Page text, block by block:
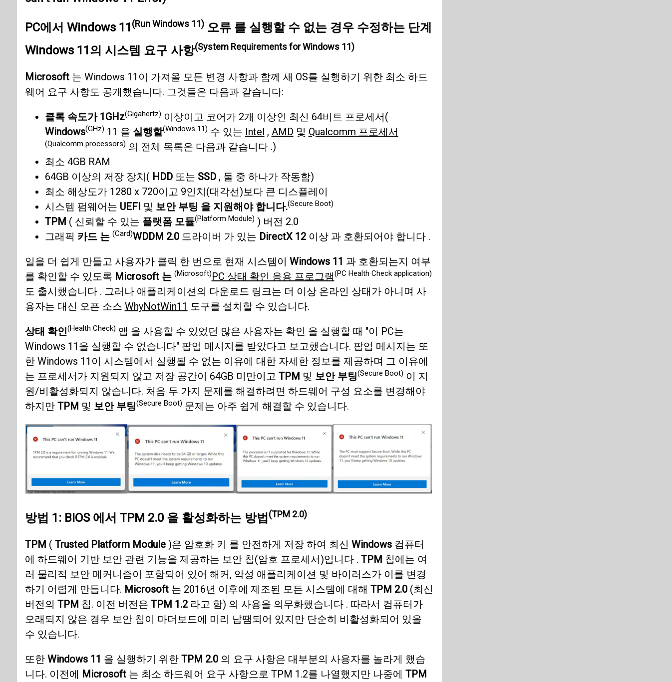
PC에서 Windows 11(Run Windows 11)오류 를 실행할 수 없는 경우 수정하는 단계
Windows 11의 시스템 요구 사항(System Requirements for Windows 11)
Microsoft는 Windows 11이 가져올 모든 변경 사항과 함께 새 OS를 실행하기 위한 최소 하드
웨어 요구 사항도 공개했습니다. 그것들은 다음과 같습니다:
클록 속도가 1GHz(Gigahertz) 이상이고 코어가 2개 이상인 최신 64비트 프로세서(
Windows(GHz) 11 을 실행할(Windows 11) 수 있는 Intel , AMD 및 Qualcomm 프로세서
(Qualcomm processors) 의 전체 목록은 다음과 같습니다 .)
최소 4GB RAM
64GB 이상의 저장 장치( HDD또는 SSD, 둘 중 하나가 작동함)
최소 해상도가 1280 x 720이고 9인치(대각선)보다 큰 디스플레이
시스템 펌웨어는 UEFI 및 보안 부팅 을 지원해야 합니다.(Secure Boot)
TPM ( 신뢰할 수 있는 플랫폼 모듈(Platform Module) ) 버전 2.0
그래픽 카드 는 (Card)WDDM 2.0드라이버 가 있는 DirectX 12이상 과 호환되어야 합니다 .
일을 더 쉽게 만들고 사용자가 클릭 한 번으로 현재 시스템이 Windows 11 과 호환되는지 여부
를 확인할 수 있도록 Microsoft 는 (Microsoft)PC 상태 확인 응용 프로그램(PC Health Check application)
도 출시했습니다 . 그러나 애플리케이션의 다운로드 링크는 더 이상 온라인 상태가 아니며 사
용자는 대신 오픈 소스 WhyNotWin11 도구를 설치할 수 있습니다.
상태 확인(Health Check) 앱 을 사용할 수 있었던 많은 사용자는 확인 을 실행할 때 "이 PC는
Windows 11을 실행할 수 없습니다" 팝업 메시지를 받았다고 보고했습니다. 팝업 메시지는 또
한 Windows 11이 시스템에서 실행될 수 없는 이유에 대한 자세한 정보를 제공하며 그 이유에
는 프로세서가 지원되지 않고 저장 공간이 64GB 미만이고 TPM 및 보안 부팅(Secure Boot) 이 지
원/비활성화되지 않습니다. 처음 두 가지 문제를 해결하려면 하드웨어 구성 요소를 변경해야
하지만 TPM 및 보안 부팅(Secure Boot) 문제는 아주 쉽게 해결할 수 있습니다.
방법 1: BIOS에서 TPM 2.0 을 활성화하는 방법 (TPM 2.0)
TPM ( Trusted Platform Module)은 암호화 키 를 안전하게 저장 하여 최신 Windows컴퓨터
에 하드웨어 기반 보안 관련 기능을 제공하는 보안 칩(암호 프로세서)입니다 . TPM 칩에는 여
러 물리적 보안 메커니즘이 포함되어 있어 해커, 악성 애플리케이션 및 바이러스가 이를 변경
하기 어렵게 만듭니다. Microsoft는 2016년 이후에 제조된 모든 시스템에 대해 TPM 2.0(최신
버전의 TPM 칩. 이전 버전은 TPM 1.2라고 함) 의 사용을 의무화했습니다 . 따라서 컴퓨터가
오래되지 않은 경우 보안 칩이 마더보드에 미리 납땜되어 있지만 단순히 비활성화되어 있을
수 있습니다.
또한 Windows 11 을 실행하기 위한 TPM 2.0의 요구 사항은 대부분의 사용자를 놀라게 했습
니다. 이전에 Microsoft는 최소 하드웨어 요구 사항으로 TPM 1.2를 나열했지만 나중에 TPM